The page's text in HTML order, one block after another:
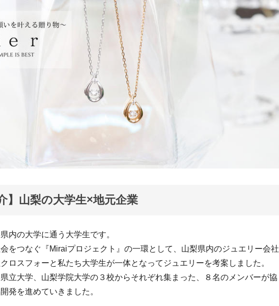
】山梨の大学生×地元企業
内の大学に通う大学生です。
をつなぐ『Miraiプロジェクト』の一環として、山梨県内のジュエリー会社
ロスフォーと私たち大学生が一体となってジュエリーを考案しました。
立大学、山梨学院大学の３校からそれぞれ集まった、８名のメンバーが協
発を進めていきました。